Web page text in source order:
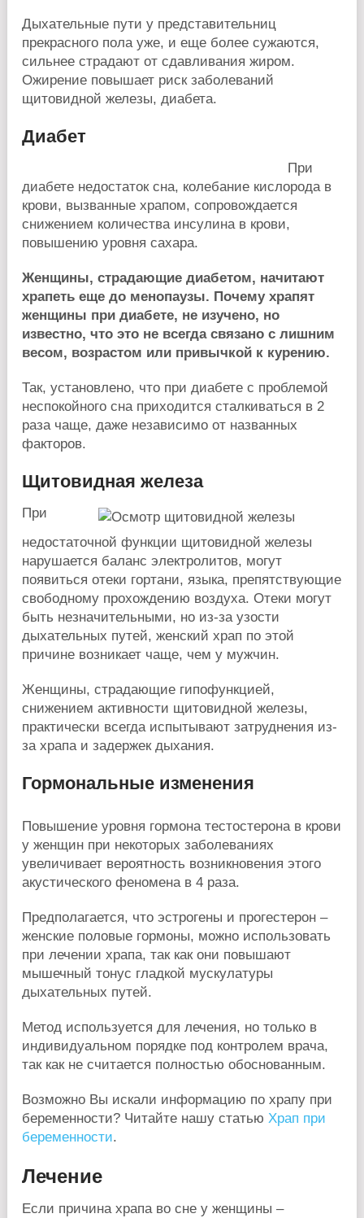
Дыхательные пути у представительниц
прекрасного пола уже, и еще более сужаются,
сильнее страдают от сдавливания жиром.
Ожирение повышает риск заболеваний
щитовидной железы, диабета.
Диабет
При
диабете недостаток сна, колебание кислорода в
крови, вызванные храпом, сопровождается
снижением количества инсулина в крови,
повышению уровня сахара.
Женщины, страдающие диабетом, начитают
храпеть еще до менопаузы. Почему храпят
женщины при диабете, не изучено, но
известно, что это не всегда связано с лишним
весом, возрастом или привычкой к курению.
Так, установлено, что при диабете с проблемой
неспокойного сна приходится сталкиваться в 2
раза чаще, даже независимо от названных
факторов.
Щитовидная железа
При
недостаточной функции щитовидной железы
нарушается баланс электролитов, могут
появиться отеки гортани, языка, препятствующие
свободному прохождению воздуха. Отеки могут
быть незначительными, но из-за узости
дыхательных путей, женский храп по этой
причине возникает чаще, чем у мужчин.
Женщины, страдающие гипофункцией,
снижением активности щитовидной железы,
практически всегда испытывают затруднения из-
за храпа и задержек дыхания.
Гормональные изменения
Повышение уровня гормона тестостерона в крови
у женщин при некоторых заболеваниях
увеличивает вероятность возникновения этого
акустического феномена в 4 раза.
Предполагается, что эстрогены и прогестерон –
женские половые гормоны, можно использовать
при лечении храпа, так как они повышают
мышечный тонус гладкой мускулатуры
дыхательных путей.
Метод используется для лечения, но только в
индивидуальном порядке под контролем врача,
так как не считается полностью обоснованным.
Возможно Вы искали информацию по храпу при
беременности? Читайте нашу статью Храп при
беременности.
Лечение
Если причина храпа во сне у женщины –